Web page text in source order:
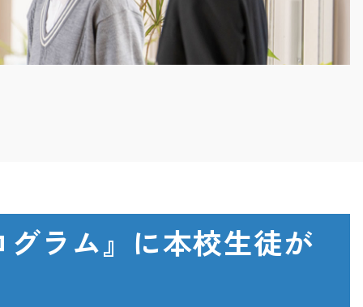
ラム』に本校生徒が